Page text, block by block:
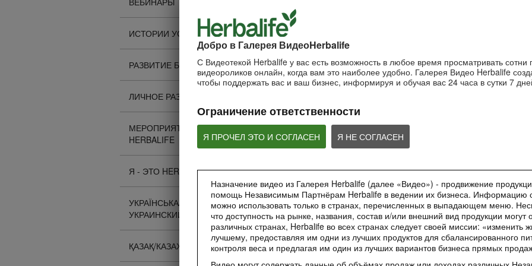
Добро в Галерея ВидеоHerbalife
С Видеотекой Herbalife у вас есть возможность в любое время просматривать сотни
видеороликов онлайн, когда вам это наиболее удобно. Галерея Видео Herbalife
чтобы поддержать вас и ваш бизнес, информируя и обучая вас 24 часа в сутки 7
Ограничение ответственности
Я ПРОЧЕЛ ЭТО И СОГЛАСЕН Я НЕ СОГЛАСЕН
Назначение видео из Галерея Herbalife (далее «Видео») - продвижение
помощь Независимым Партнёрам Herbalife в ведении их бизнеса. Информацию с
можно использовать только в странах, перечисленных в выпадающем меню.
что доступность на рынке, названия, состав и/или внешний вид продукции могут
различных странах, Herbalife во всех странах следует своей миссии: «изменить
лучшему, предоставляя им одни из лучших продуктов для сбалансированного
контроля веса и предлагая им один из лучших вариантов бизнеса прямых
ИСТОРИИ УСПЕХА
РАЗВИТИЕ БИЗНЕСА
ЛИЧНОЕ РАЗВИТИЕ
МЕРОПРИЯТИЯ
HERBALIFE
Я - ЭТО HERBALIFE
УКРАЇНСЬКА/
УКРАИНСКИЙ
ҚАЗАҚ/КАЗАХСКИЙ
Ночной крем Herbalife SKIN
1:56:59
Антивозрастная сыворотка
1:42:21
ВЕБИНАРЫ
1:48:24
Вебинар «Галерея
Красоты как бизнес-
инструмент»
Практическое применение
уникального проекта в работе
35:00
Обучающее приложение
HN GROW
Вы узнаете ВСЕ о новом
обучающем инструменте –
приложении HN GROW.
Вебинар «Digital-
инструменты»
Marketing в котором
ВСЕ о digital-